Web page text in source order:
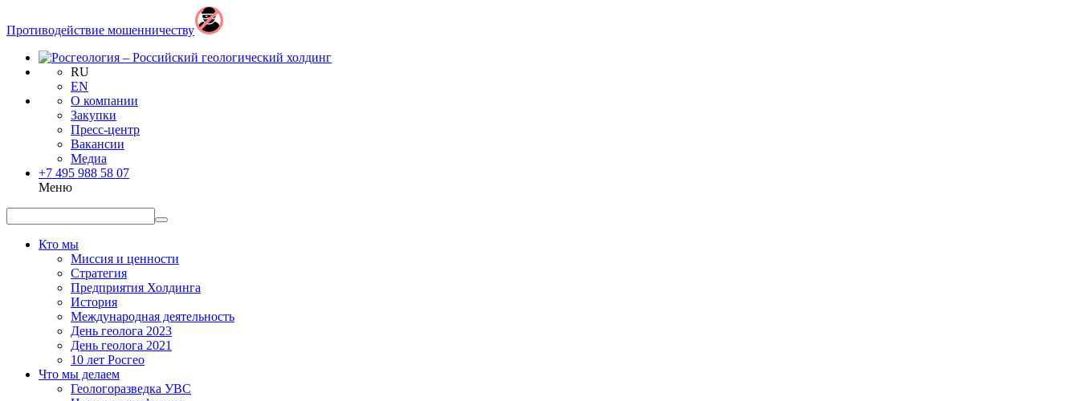
Противодействие мошенничеству
RU
EN
О компании
Закупки
Пресс-центр
Вакансии
Медиа
+7 495 988 58 07
Меню
Кто мы
Миссия и ценности
Стратегия
Предприятия Холдинга
История
Международная деятельность
День геолога 2023
День геолога 2021
10 лет Росгео
Что мы делаем
Геологоразведка УВС